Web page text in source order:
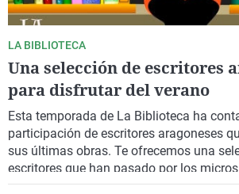
LA BIBLIOTECA
Una selección de escritores
para disfrutar del verano
Esta temporada de La Biblioteca ha
participación de escritores aragoneses
sus últimas obras. Te ofrecemos una
escritores que han pasado por los
Aragón.